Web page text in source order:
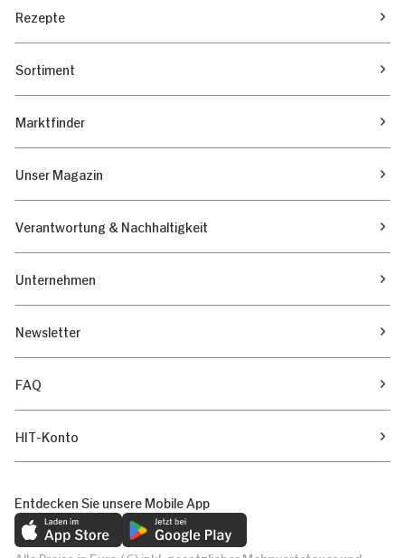
Rezepte
Sortiment
Marktfinder
Unser Magazin
Verantwortung & Nachhaltigkeit
Unternehmen
Newsletter
FAQ
HIT-Konto
Entdecken Sie unsere Mobile App